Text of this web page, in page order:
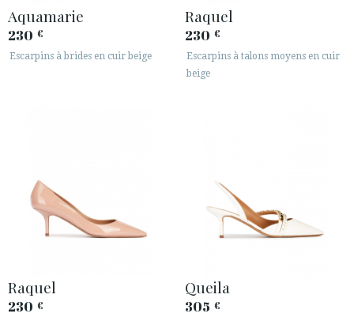
Aquamarie
230 €
Escarpins à brides en cuir beige
Raquel
230 €
Escarpins à talons moyens en cuir
beige
Raquel
230 €
Queila
305 €